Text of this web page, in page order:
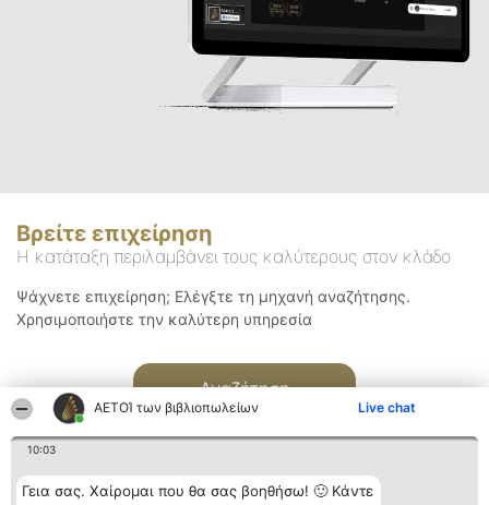
ΑΕΤΟΊ των βιβλιοπωλείων Live chat
10:03
Γεια σας. Χαίρομαι που θα σας βοηθήσω! 🙂 Κάντε
Βρείτε επιχείρηση
Η κατάταξη περιλαμβάνει τους καλύτερους στον κλάδο
Ψάχνετε επιχείρηση; Ελέγξτε τη μηχανή αναζήτησης.
Χρησιμοποιήστε την καλύτερη υπηρεσία
Αναζήτηση